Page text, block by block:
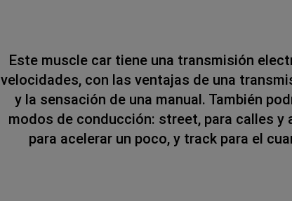
Este muscle car tiene una transmisión
velocidades, con las ventajas de una
y la sensación de una manual. También
modos de conducción: street, para calles y
para acelerar un poco, y track para el